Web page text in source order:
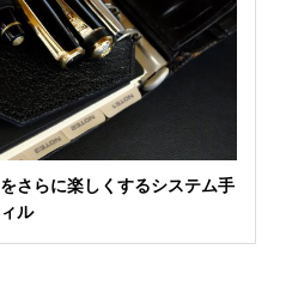
さらに楽しくするシステム手
ル